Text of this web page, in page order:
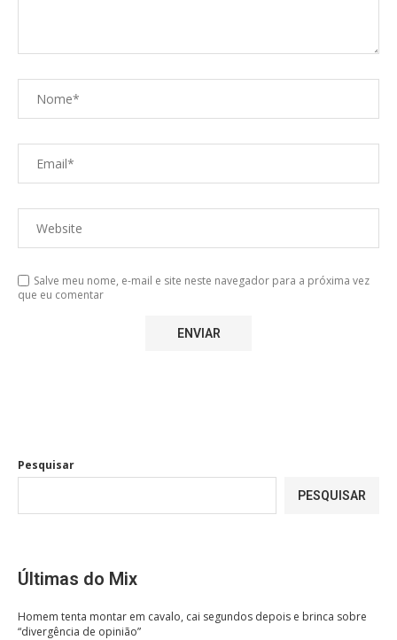
Salve meu nome, e-mail e site neste navegador para a próxima vez
que eu comentar
Pesquisar
PESQUISAR
Últimas do Mix
Homem tenta montar em cavalo, cai segundos depois e brinca sobre
“divergência de opinião”